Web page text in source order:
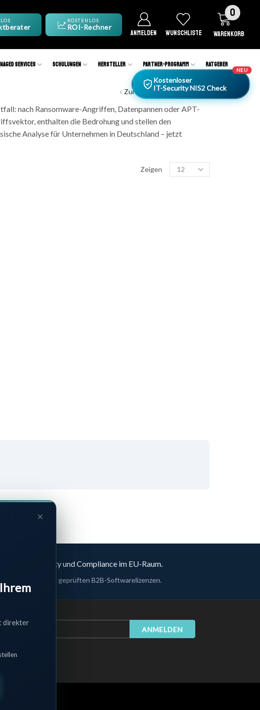
KOSTENLOS
ROI-Rechner
ANMELDEN WUNSCHLISTE
0
WARENKORB
Services Schulungen Hersteller Partner-Programm Ratgeber
Zurück zur vorherigen Seite
nach Ransomware-Angriffen, Datenpannen oder APT-
enthalten die Bedrohung und stellen den
Analyse für Unternehmen in Deutschland – jetzt
Zeigen
Cybersecurity und Compliance im EU-Raum.
IT-Kosten – mit geprüften B2B-Softwarelizenzen.
ANMELDEN
NEU
Kostenloser
IT-Security NIS2 Check
×
direkter